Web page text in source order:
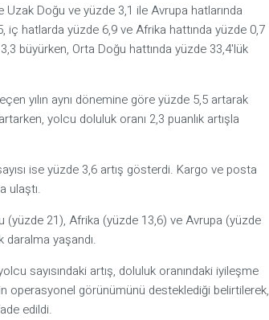
Uzak Doğu ve yüzde 3,1 ile Avrupa hatlarında
iç hatlarda yüzde 6,9 ve Afrika hattında yüzde 0,7
büyürken, Orta Doğu hattında yüzde 33,4'lük
yılın aynı dönemine göre yüzde 5,5 artarak
yolcu doluluk oranı 2,3 puanlık artışla
ise yüzde 3,6 artış gösterdi. Kargo ve posta
ulaştı.
(yüzde 21), Afrika (yüzde 13,6) ve Avrupa (yüzde
daralma yaşandı.
sayısındaki artış, doluluk oranındaki iyileşme
operasyonel görünümünü desteklediği belirtilerek,
edildi.